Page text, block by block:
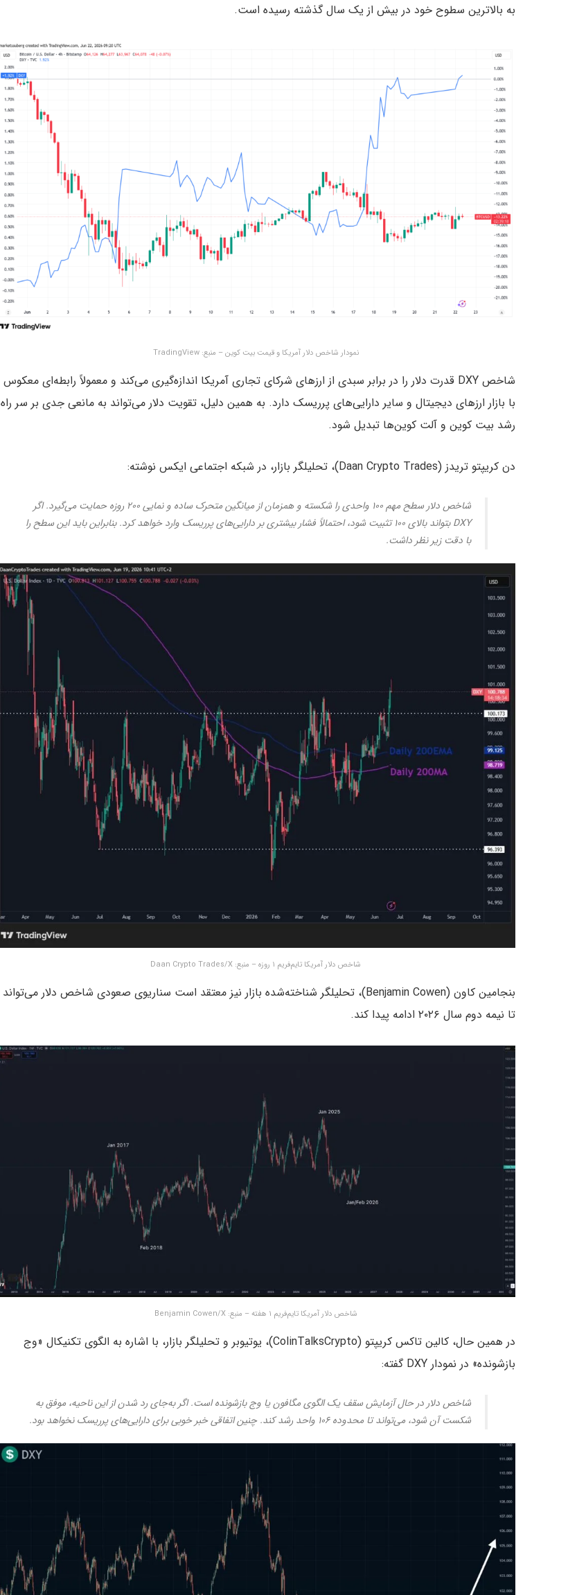
به بالاترین سطوح خود در بیش از یک سال گذشته رسیده است.
نمودار شاخص دلار آمریکا و قیمت بیت کوین – منبع: TradingView
شاخص DXY قدرت دلار را در برابر سبدی از ارزهای شرکای تجاری آمریکا اندازه‌گیری می‌کند و معمولاً رابطه‌ای معکوس
با بازار ارزهای دیجیتال و سایر دارایی‌های پرریسک دارد. به همین دلیل، تقویت دلار می‌تواند به مانعی جدی بر سر راه
رشد بیت کوین و آلت کوین‌ها تبدیل شود.
دن کریپتو تریدز (Daan Crypto Trades)، تحلیلگر بازار، در شبکه اجتماعی ایکس نوشته:
شاخص دلار سطح مهم ۱۰۰ واحدی را شکسته و همزمان از میانگین متحرک ساده و نمایی ۲۰۰ روزه حمایت می‌گیرد. اگر
DXY بتواند بالای ۱۰۰ تثبیت شود، احتمالاً فشار بیشتری بر دارایی‌های پرریسک وارد خواهد کرد. بنابراین باید این سطح را
با دقت زیر نظر داشت.
شاخص دلار آمریکا تایم‌فریم ۱ روزه – منبع: Daan Crypto Trades/X
بنجامین کاون (Benjamin Cowen)، تحلیلگر شناخته‌شده بازار نیز معتقد است سناریوی صعودی شاخص دلار می‌تواند
تا نیمه دوم سال ۲۰۲۶ ادامه پیدا کند.
شاخص دلار آمریکا تایم‌فریم ۱ هفته – منبع: Benjamin Cowen/X
در همین حال، کالین تاکس کریپتو (ColinTalksCrypto)، یوتیوبر و تحلیلگر بازار، با اشاره به الگوی تکنیکال «وج
بازشونده» در نمودار DXY گفته:
شاخص دلار در حال آزمایش سقف یک الگوی مگافون یا وج بازشونده است. اگر به‌جای رد شدن از این ناحیه، موفق به
شکست آن شود، می‌تواند تا محدوده ۱۰۶ واحد رشد کند. چنین اتفاقی خبر خوبی برای دارایی‌های پرریسک نخواهد بود.